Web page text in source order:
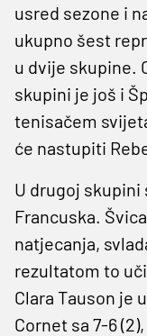
usred sezone i
ukupno šest
u dvije skupine.
skupini je još i
tenisačem
će nastupiti
U drugoj skupini
Francuska.
natjecanja,
rezultatom to
Clara Tauson je
Cornet sa 7-6